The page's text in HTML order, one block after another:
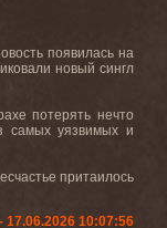
появилась на
новый сингл
потерять нечто
самых уязвимых и
притаилось
17.06.2026 10:07:56